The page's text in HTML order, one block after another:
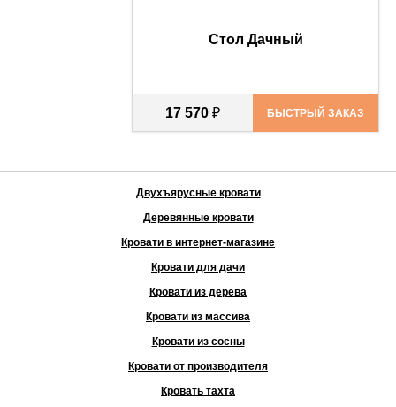
Стол Дачный
17 570₽ БЫСТРЫЙ ЗАКАЗ
Двухъярусные кровати
Деревянные кровати
Кровати в интернет-магазине
Кровати для дачи
Кровати из дерева
Кровати из массива
Кровати из сосны
Кровати от производителя
Кровать тахта